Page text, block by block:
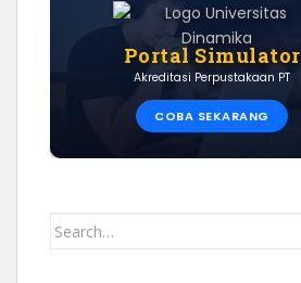
Portal Simulator
Akreditasi Perpustakaan PT
COBA SEKARANG
Search